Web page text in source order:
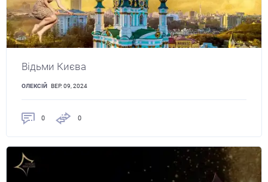
Відьми Києва
ОЛЕКСІЙ ВЕР. 09, 2024
0 0